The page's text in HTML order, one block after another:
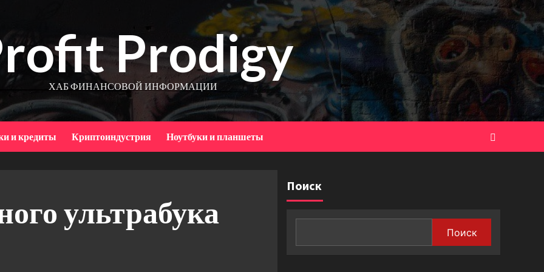
Prodigy
ХАБ ФИНАНСОВОЙ ИНФОРМАЦИИ
и кредиты Криптоиндустрия Ноутбуки и планшеты
ультрабука
Поиск
Поиск